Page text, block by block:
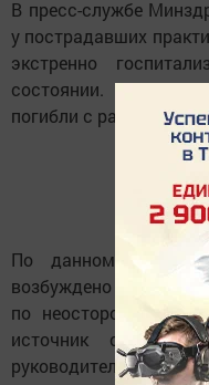
В пресс-службе
у пострадавших
экстренно
состоянии.
погибли с разницей в
По данному факту
возбуждено
по неосторожности
источник со
руководителя СУ СКР